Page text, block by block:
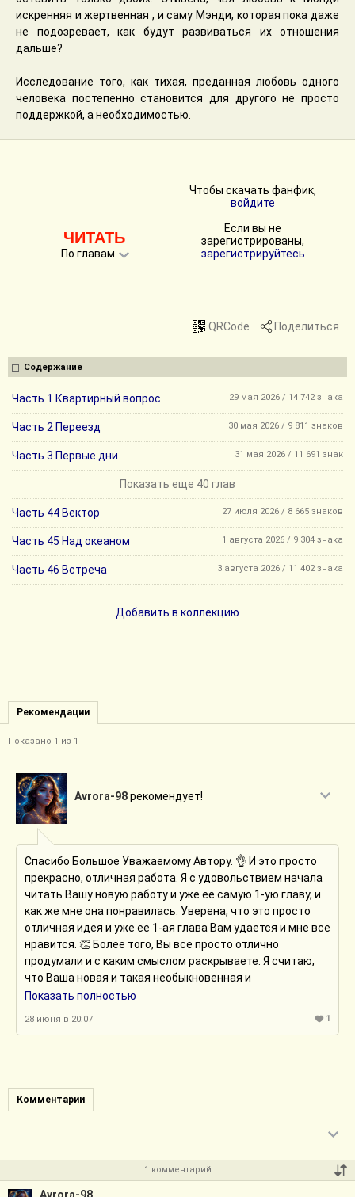
искренняя и жертвенная , и саму Мэнди, которая пока даже
не подозревает, как будут развиваться их отношения
дальше?
Исследование того, как тихая, преданная любовь одного
человека постепенно становится для другого не просто
поддержкой, а необходимостью.
ЧИТАТЬ
По главам
Чтобы скачать фанфик,
войдите
Если вы не
зарегистрированы,
зарегистрируйтесь
QRCode Поделиться
Содержание
Часть 1 Квартирный вопрос 29 мая 2026 / 14 742 знака
Часть 2 Переезд 30 мая 2026 / 9 811 знаков
Часть 3 Первые дни 31 мая 2026 / 11 691 знак
Показать еще 40 глав
Часть 44 Вектор 27 июля 2026 / 8 665 знаков
Часть 45 Над океаном 1 августа 2026 / 9 304 знака
Часть 46 Встреча 3 августа 2026 / 11 402 знака
Добавить в коллекцию
Рекомендации
Показано 1 из 1
Avrora-98рекомендует!
Спасибо Большое Уважаемому Автору. 👌 И это просто
прекрасно, отличная работа. Я с удовольствием начала
читать Вашу новую работу и уже ее самую 1-ую главу, и
как же мне она понравилась. Уверена, что это просто
отличная идея и уже ее 1-ая глава Вам удается и мне все
нравится. 👏 Более того, Вы все просто отлично
продумали и с каким смыслом раскрываете. Я считаю,
что Ваша новая и такая необыкновенная и
незабываемая по своему сюжету история достойна
точно понравится многим читателям, поэтому я и с
Должна сказать, что для меня это творчество и его
начало, первое знакомство с ним прошло на «ура» и Вы
Показать полностью
28 июня в 20:07 1
Комментарии
1 комментарий